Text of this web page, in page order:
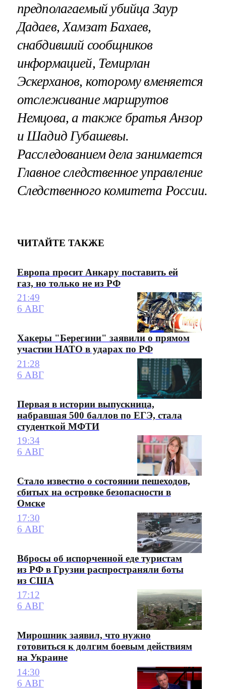
предполагаемый убийца Заур
Дадаев, Хамзат Бахаев,
снабдивший сообщников
информацией, Темирлан
Эскерханов, которому вменяется
отслеживание маршрутов
Немцова, а также братья Анзор
и Шадид Губашевы.
Расследованием дела занимается
Главное следственное управление
Следственного комитета России.
ЧИТАЙТЕ ТАКЖЕ
Европа просит Анкару поставить ей
газ, но только не из РФ
21:49
6 АВГ
Хакеры "Берегини" заявили о прямом
участии НАТО в ударах по РФ
21:28
6 АВГ
Первая в истории выпускница,
набравшая 500 баллов по ЕГЭ, стала
студенткой МФТИ
19:34
6 АВГ
Стало известно о состоянии пешеходов,
сбитых на островке безопасности в
Омске
17:30
6 АВГ
Вбросы об испорченной еде туристам
из РФ в Грузии распространяли боты
из США
17:12
6 АВГ
Мирошник заявил, что нужно
готовиться к долгим боевым действиям
на Украине
14:30
6 АВГ